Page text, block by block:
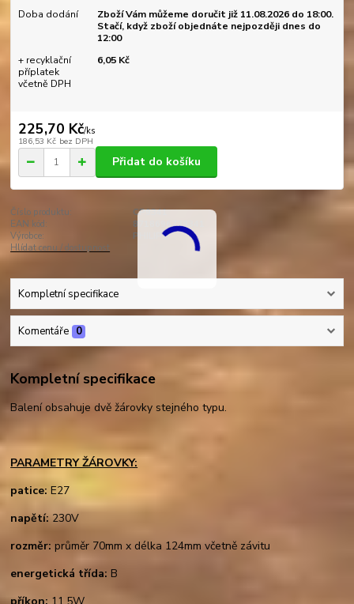
Doba dodání
Zboží Vám můžeme doručit již 11.08.2026 do 18:00.
Stačí, když zboží objednáte nejpozději dnes do
12:00
+ recyklační
příplatek
včetně DPH
6,05 Kč
225,70 Kč/ks
186,53 Kč bez DPH
Přidat do košíku
Číslo produktu:
CP9341
EAN kód:
8718696739341
Výrobce:
PHILIPS
Hlídat cenu / dostupnost
Kompletní specifikace
Komentáře 0
Kompletní specifikace
Balení obsahuje dvě žárovky stejného typu.
PARAMETRY ŽÁROVKY:
patice: E27
napětí: 230V
rozměr: průměr 70mm x délka 124mm včetně závitu
energetická třída: B
příkon: 11,5W